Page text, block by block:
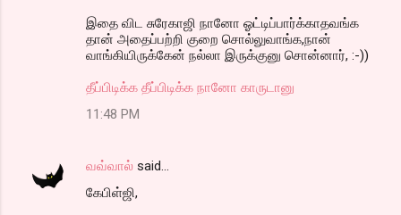
இதை விட சுரேகாஜி நானோ ஓட்டிப்பார்க்காதவங்க
தான் அதைப்பற்றி குறை சொல்லுவாங்க,நான்
வாங்கியிருக்கேன் நல்லா இருக்குனு சொன்னார், :-))
தீப்பிடிக்க தீப்பிடிக்க நானோ காருடானு
11:48 PM
வவ்வால் said…
கேபிள்ஜி,